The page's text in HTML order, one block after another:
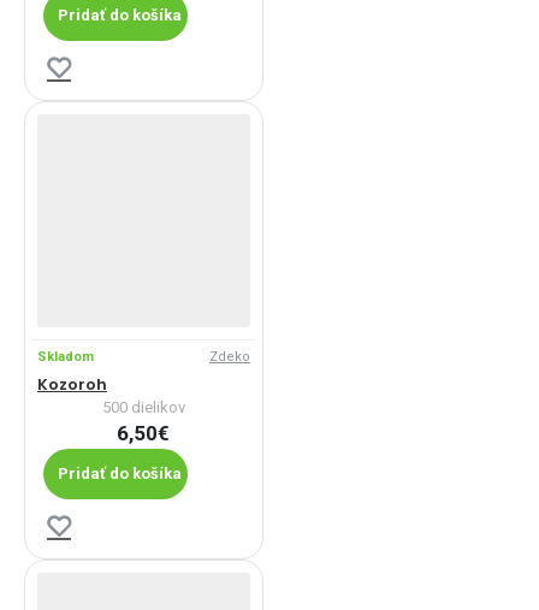
Pridať do košíka
Skladom Zdeko
Kozoroh
500 dielikov
6,50€
Pridať do košíka